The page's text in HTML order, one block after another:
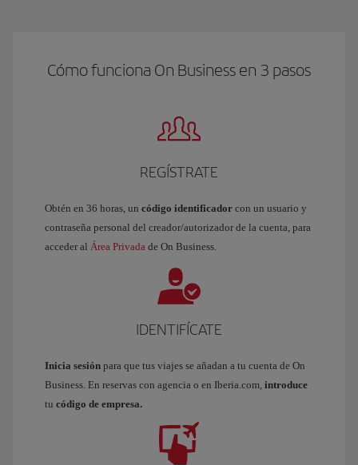
Cómo funciona On Business en 3 pasos
REGÍSTRATE
Obtén en 36 horas, un código identificador con un usuario y
contraseña personal del creador/autorizador de la cuenta, para
acceder al Área Privada de On Business.
IDENTIFÍCATE
Inicia sesión para que tus viajes se añadan a tu cuenta de On
Business. En reservas con agencia o en Iberia.com, introduce
tu código de empresa.